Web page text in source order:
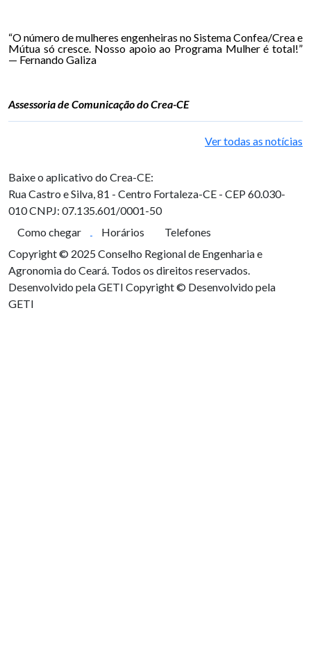
“O número de mulheres engenheiras no Sistema Confea/Crea e
Mútua só cresce. Nosso apoio ao Programa Mulher é total!”
— Fernando Galiza
Assessoria de Comunicação do Crea-CE
Ver todas as notícias
Baixe o aplicativo do Crea-CE:
Rua Castro e Silva, 81 - Centro Fortaleza-CE - CEP 60.030-
010CNPJ: 07.135.601/0001-50
Como chegar
Horários
Telefones
Copyright © 2025 Conselho Regional de Engenharia e
Agronomia do Ceará. Todos os direitos reservados.
Desenvolvido pela GETI Copyright © Desenvolvido pela
GETI